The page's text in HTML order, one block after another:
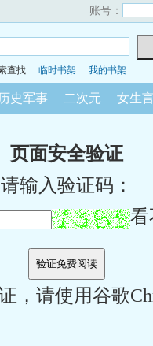
账号：
查找 临时书架 我的书架
历史军事 二次元 女生
页面安全验证
请输入验证码：
看
，请使用谷歌